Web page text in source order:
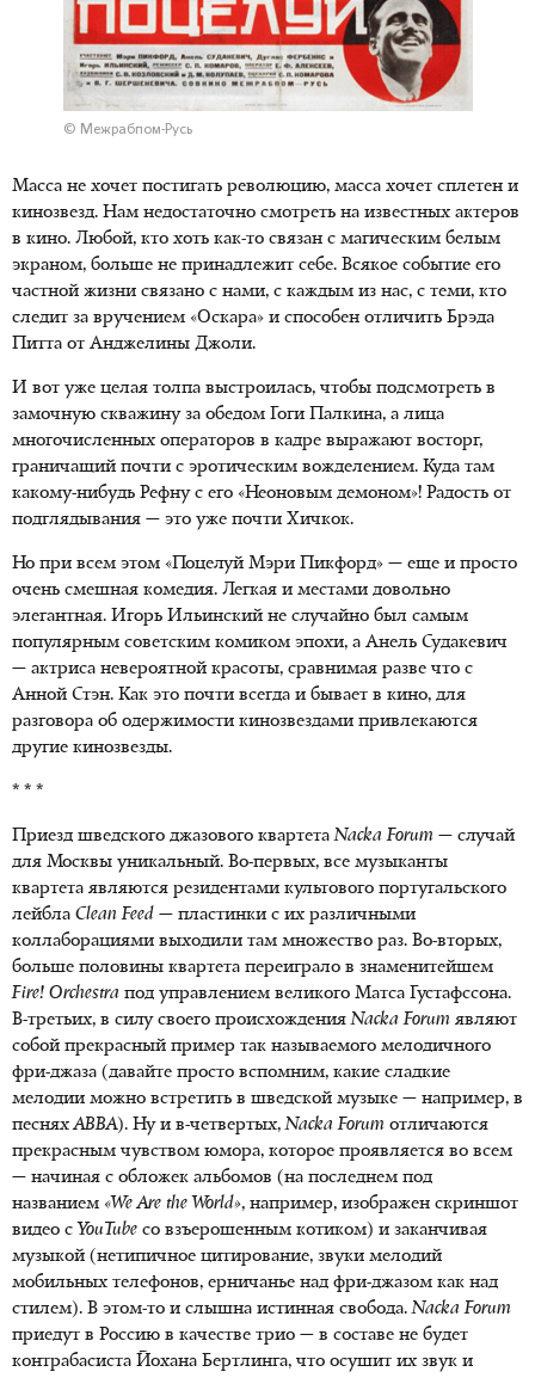
© Межрабпом-Русь
Масса не хочет постигать революцию, масса хочет сплетен и
кинозвезд. Нам недостаточно смотреть на известных актеров
в кино. Любой, кто хоть как-то связан с магическим белым
экраном, больше не принадлежит себе. Всякое событие его
частной жизни связано с нами, с каждым из нас, с теми, кто
следит за вручением «Оскара» и способен отличить Брэда
Питта от Анджелины Джоли.
И вот уже целая толпа выстроилась, чтобы подсмотреть в
замочную скважину за обедом Гоги Палкина, а лица
многочисленных операторов в кадре выражают восторг,
граничащий почти с эротическим вожделением. Куда там
какому-нибудь Рефну с его «Неоновым демоном»! Радость от
подглядывания — это уже почти Хичкок.
Но при всем этом «Поцелуй Мэри Пикфорд» — еще и просто
очень смешная комедия. Легкая и местами довольно
элегантная. Игорь Ильинский не случайно был самым
популярным советским комиком эпохи, а Анель Судакевич
— актриса невероятной красоты, сравнимая разве что с
Анной Стэн. Как это почти всегда и бывает в кино, для
разговора об одержимости кинозвездами привлекаются
другие кинозвезды.
* * *
Приезд шведского джазового квартетаNacka Forum — случай
для Москвы уникальный. Во-первых, все музыканты
квартета являются резидентами культового португальского
лейбла Clean Feed — пластинки с их различными
коллаборациями выходили там множество раз. Во-вторых,
больше половины квартета переиграло в знаменитейшем
Fire! Orchestra под управлением великого Матса Густафссона.
В-третьих, в силу своего происхожденияNacka Forum являют
собой прекрасный пример так называемого мелодичного
фри-джаза (давайте просто вспомним, какие сладкие
мелодии можно встретить в шведской музыке — например, в
песняхABBA). Ну и в-четвертых,Nacka Forum отличаются
прекрасным чувством юмора, которое проявляется во всем
— начиная с обложек альбомов (на последнем под
названием «We Are the World», например, изображен скриншот
видео с YouTube со взъерошенным котиком) и заканчивая
музыкой (нетипичное цитирование, звуки мелодий
мобильных телефонов, ерничанье над фри-джазом как над
стилем). В этом-то и слышна истинная свобода.Nacka Forum
приедут в Россию в качестве трио — в составе не будет
контрабасиста Йохана Бертлинга, что осушит их звук и